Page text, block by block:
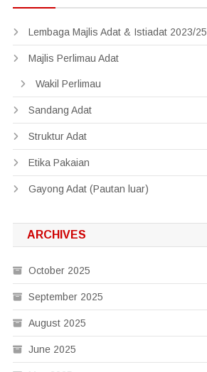
Lembaga Majlis Adat & Istiadat 2023/25
Majlis Perlimau Adat
Wakil Perlimau
Sandang Adat
Struktur Adat
Etika Pakaian
Gayong Adat (Pautan luar)
ARCHIVES
October 2025
September 2025
August 2025
June 2025